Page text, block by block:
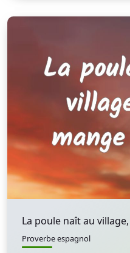
La poule naît au
Proverbe espagnol